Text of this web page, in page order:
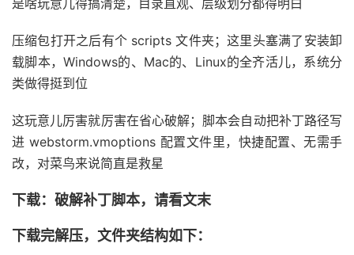
压缩包打开之后有个 scripts 文件夹；这里头塞满了安装卸
载脚本，Windows的、Mac的、Linux的全齐活儿，系统分
类做得挺到位
这玩意儿厉害就厉害在省心破解；脚本会自动把补丁路径写
进 webstorm.vmoptions 配置文件里，快捷配置、无需手
改，对菜鸟来说简直是救星
下载：破解补丁脚本，请看文末
下载完解压，文件夹结构如下：